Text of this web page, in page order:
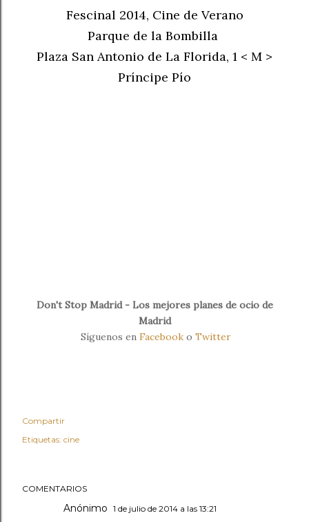
Fescinal 2014, Cine de Verano
Parque de la Bombilla
Plaza San Antonio de La Florida, 1 < M >
Príncipe Pío
Don't Stop Madrid - Los mejores planes de ocio de
Madrid
Síguenos en Facebook o Twitter
Compartir
Etiquetas: cine
COMENTARIOS
Anónimo 1 de julio de 2014 a las 13:21